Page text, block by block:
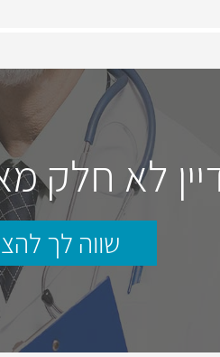
לא חלק
שווה לך